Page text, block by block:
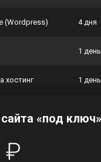
(Wordpress) 4 дня
1 день
хостинг 1 день
«под ключ»
₽